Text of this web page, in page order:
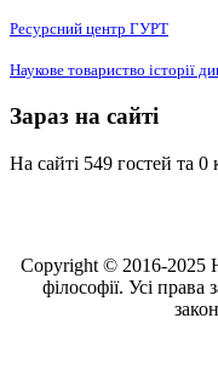
Ресурсний центр ГУРТ
Наукове товариство історії
Зараз на сайті
На сайті 549 гостей та 0
Copyright © 2016-2025
філософії. Усі права